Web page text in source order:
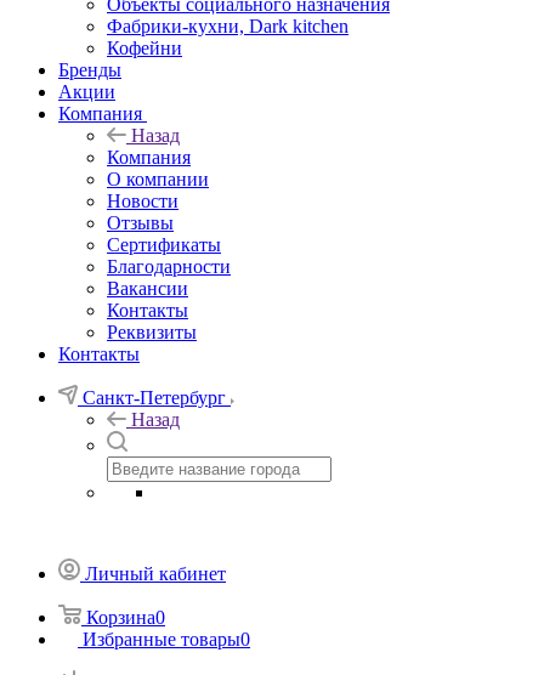
Объекты социального назначения
Фабрики-кухни, Dark kitchen
Кофейни
Бренды
Акции
Компания
Назад
Компания
О компании
Новости
Отзывы
Сертификаты
Благодарности
Вакансии
Контакты
Реквизиты
Контакты
Санкт-Петербург
Назад
Личный кабинет
Корзина0
Избранные товары0